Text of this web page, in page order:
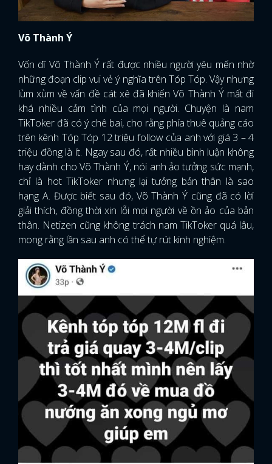
FACEBOOK GOOGLE
Võ Thành Ý
Vốn dĩ Võ Thành Ý rất được nhiều người yêu mến nhờ
những đoạn clip vui vẻ ý nghĩa trên Tóp Tóp. Vậy nhưng
lùm xùm về vấn đề cát xê đã khiến Võ Thành Ý mất đi
khá nhiều cảm tình của mọi người. Chuyện là nam
TikToker đã có ý chê bai, cho rằng phía thuê quảng cáo
trên kênh Tóp Tóp 12 triệu follow của anh với giá 3 – 4
triệu đồng là ít. Ngay sau đó, rất nhiều bình luận không
hay dành cho Võ Thành Ý, nói anh ảo tưởng sức mạnh,
chỉ là hot TikToker nhưng lại tưởng bản thân là sao
hạng A. Được biết sau đó, Võ Thành Ý cũng đã có lời
giải thích, đồng thời xin lỗi mọi người về ồn ảo của bản
thân. Netizen cũng không trách nam TikToker quá lâu,
mong rằng lần sau anh có thể tự rút kinh nghiệm.